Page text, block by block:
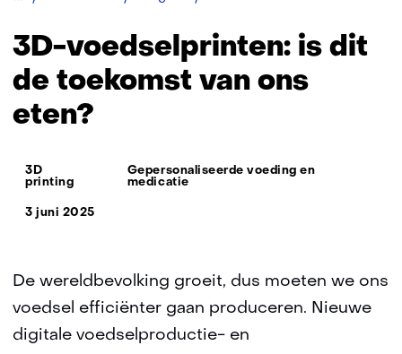
dit
toekomst
3D-voedselprinten: is dit
de toekomst van ons
eten?
Thema:
3D
printing
Gepersonaliseerde voeding en
medicatie
3 juni 2025
De wereldbevolking groeit, dus moeten we ons
voedsel efficiënter gaan produceren. Nieuwe
digitale voedselproductie- en